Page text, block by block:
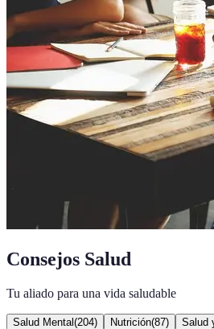
Consejos Salud
Tu aliado para una vida saludable
Salud Mental (204) Nutrición(87) Salud